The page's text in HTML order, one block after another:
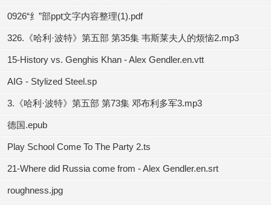
0926“纟”部ppt文字内容整理(1).pdf
326.《哈利·波特》第五部 第35集 韦斯莱夫人的烦恼2.mp3
15-History vs. Genghis Khan - Alex Gendler.en.vtt
AIG - Stylized Steel.sp
3.《哈利·波特》第五部 第73集 邓布利多军3.mp3
德国.epub
Play School Come To The Party 2.ts
21-Where did Russia come from - Alex Gendler.en.srt
roughness.jpg